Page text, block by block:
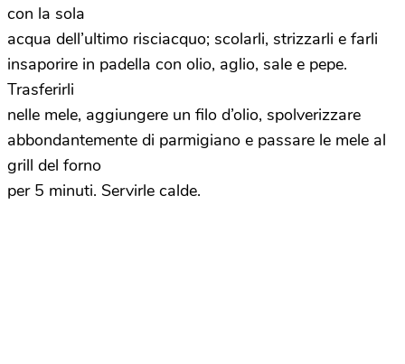
con la sola
acqua dell’ultimo risciacquo; scolarli, strizzarli e farli
insaporire in padella con olio, aglio, sale e pepe.
Trasferirli
nelle mele, aggiungere un filo d’olio, spolverizzare
abbondantemente di parmigiano e passare le mele al
grill del forno
per 5 minuti. Servirle calde.